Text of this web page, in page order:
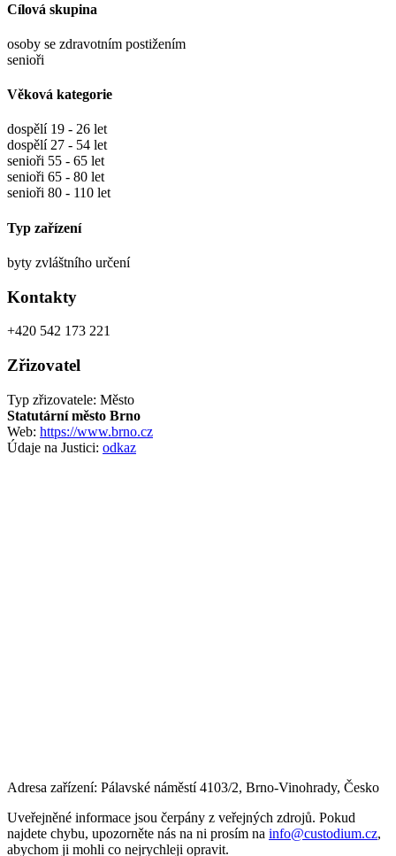
Cílová skupina
osoby se zdravotním postižením
senioři
Věková kategorie
dospělí 19 - 26 let
dospělí 27 - 54 let
senioři 55 - 65 let
senioři 65 - 80 let
senioři 80 - 110 let
Typ zařízení
byty zvláštního určení
Kontakty
+420 542 173 221
Zřizovatel
Typ zřizovatele: Město
Statutární město Brno
Web: https://www.brno.cz
Údaje na Justici: odkaz
Adresa zařízení: Pálavské náměstí 4103/2, Brno-Vinohrady, Česko
Uveřejněné informace jsou čerpány z veřejných zdrojů. Pokud
najdete chybu, upozorněte nás na ni prosím na info@custodium.cz,
abychom ji mohli co nejrychleji opravit.